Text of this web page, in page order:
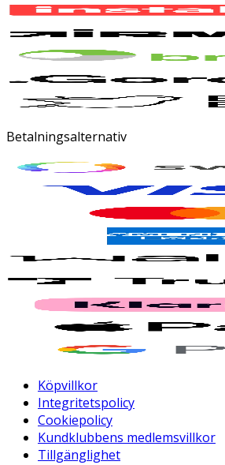
Betalningsalternativ
Köpvillkor
Integritetspolicy
Cookiepolicy
Kundklubbens medlemsvillkor
Tillgänglighet